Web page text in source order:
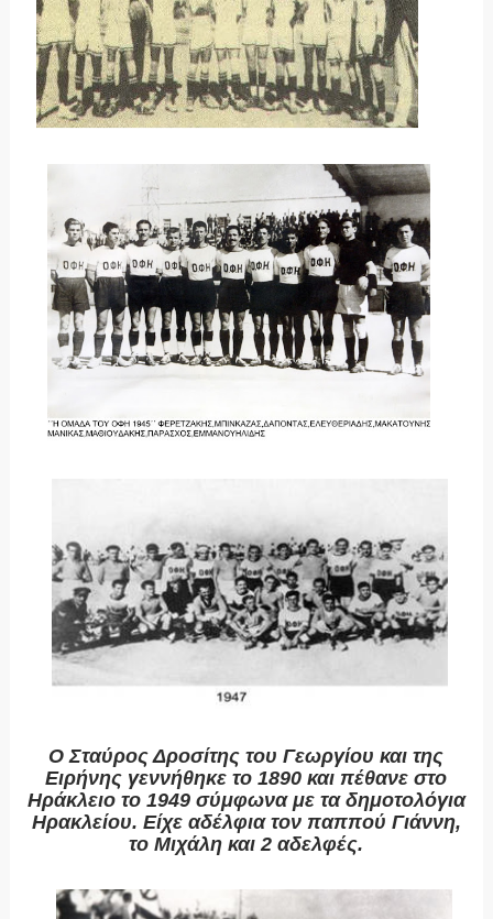
Ο Σταύρος Δροσίτης του Γεωργίου και της
Ειρήνης γεννήθηκε το 1890 και πέθανε στο
Ηράκλειο το 1949 σύμφωνα με τα δημοτολόγια
Ηρακλείου. Είχε αδέλφια τον παππού Γιάννη,
το Μιχάλη και 2 αδελφές.